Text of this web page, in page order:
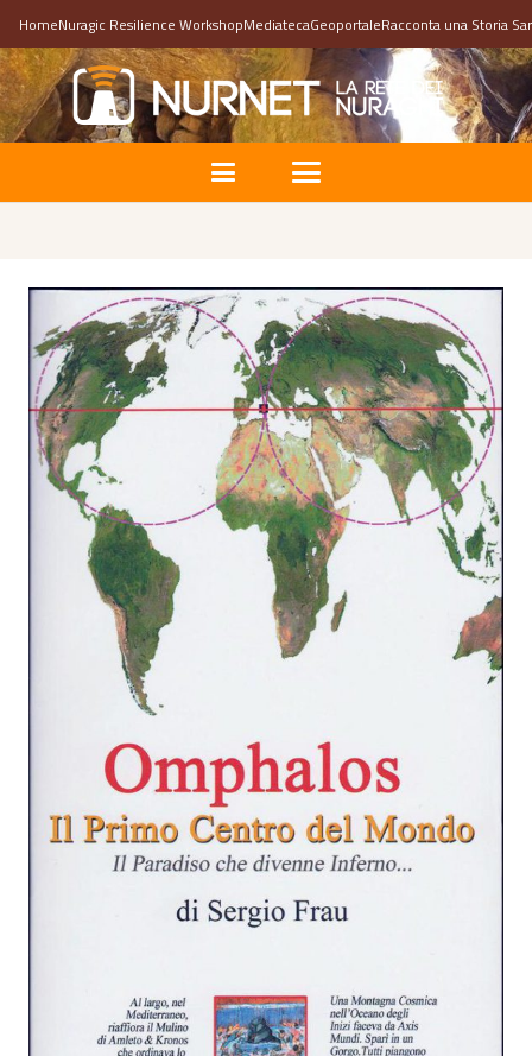
HomeNuragic Resilience WorkshopMediatecaGeoportaleRacconta una Storia